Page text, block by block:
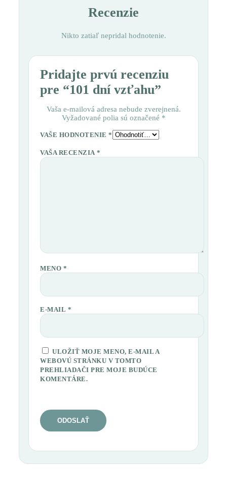
Recenzie
Nikto zatiaľ nepridal hodnotenie.
Pridajte prvú recenziu
pre “101 dní vzťahu”
Vaša e-mailová adresa nebude zverejnená.
Vyžadované polia sú označené *
VAŠE HODNOTENIE *
VAŠA RECENZIA *
MENO *
E-MAIL *
ULOŽIŤ MOJE MENO, E-MAIL A
WEBOVÚ STRÁNKU V TOMTO
PREHLIADAČI PRE MOJE BUDÚCE
KOMENTÁRE.